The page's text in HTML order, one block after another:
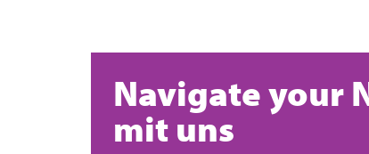
Navigate your
mit uns